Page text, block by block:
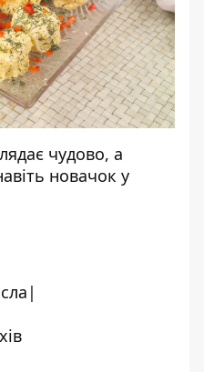
чудово, а
новачок у